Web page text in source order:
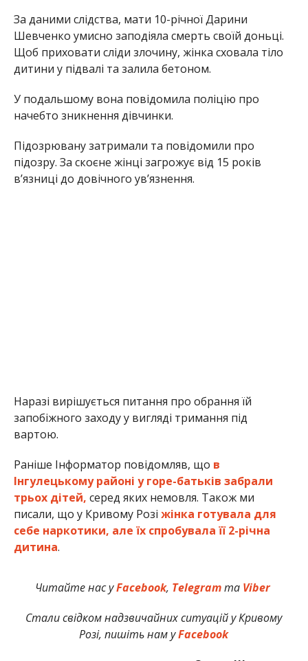
За даними слідства, мати 10-річної Дарини
Шевченко умисно заподіяла смерть своїй доньці.
Щоб приховати сліди злочину, жінка сховала тіло
дитини у підвалі та залила бетоном.
У подальшому вона повідомила поліцію про
начебто зникнення дівчинки.
Підозрювану затримали та повідомили про
підозру. За скоєне жінці загрожує від 15 років
в’язниці до довічного ув’язнення.
Наразі вирішується питання про обрання їй
запобіжного заходу у вигляді тримання під
вартою.
Раніше Інформатор повідомляв, що в
Інгулецькому районі у горе-батьків забрали
трьох дітей, серед яких немовля. Також ми
писали, що у Кривому Розі жінка готувала для
себе наркотики, але їх спробувала її 2-річна
дитина.
Читайте нас уFacebook, Telegramта Viber
Стали свідком надзвичайних ситуацій у Кривому
Розі, пишіть нам уFacebook